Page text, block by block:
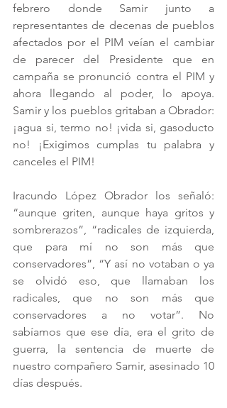
febrero donde Samir junto a
representantes de decenas de pueblos
afectados por el PIM veían el cambiar
de parecer del Presidente que en
campaña se pronunció contra el PIM y
ahora llegando al poder, lo apoya.
Samir y los pueblos gritaban a Obrador:
¡agua si, termo no! ¡vida si, gasoducto
no! ¡Exigimos cumplas tu palabra y
canceles el PIM!
Iracundo López Obrador los señaló:
“aunque griten, aunque haya gritos y
sombrerazos”, “radicales de izquierda,
que para mí no son más que
conservadores”, “Y así no votaban o ya
se olvidó eso, que llamaban los
radicales, que no son más que
conservadores a no votar”. No
sabíamos que ese día, era el grito de
guerra, la sentencia de muerte de
nuestro compañero Samir, asesinado 10
días después.